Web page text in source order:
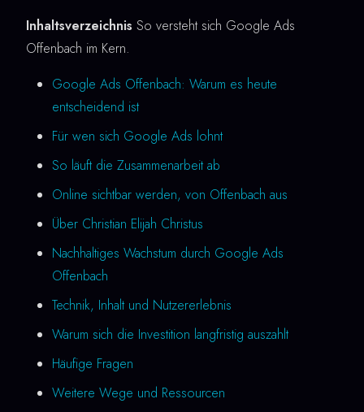
Inhaltsverzeichnis So versteht sich Google Ads
Offenbach im Kern.
Google Ads Offenbach: Warum es heute
entscheidend ist
Für wen sich Google Ads lohnt
So läuft die Zusammenarbeit ab
Online sichtbar werden, von Offenbach aus
Über Christian Elijah Christus
Nachhaltiges Wachstum durch Google Ads
Offenbach
Technik, Inhalt und Nutzererlebnis
Warum sich die Investition langfristig auszahlt
Häufige Fragen
Weitere Wege und Ressourcen